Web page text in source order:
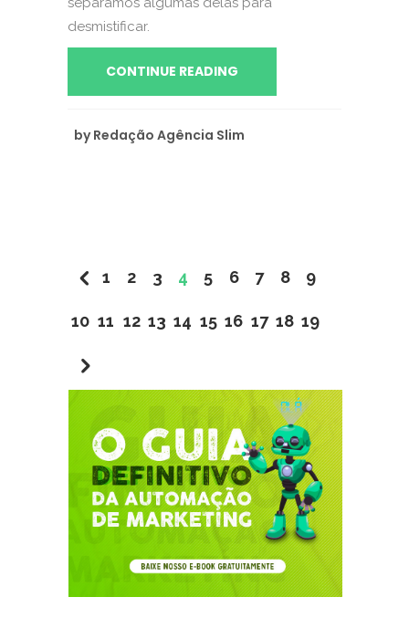
desmistificar.
CONTINUE READING
by Redação Agência Slim
1 2 3 4 5 6 7 8 9
10 11 12 13 14 15 16 17 18 19